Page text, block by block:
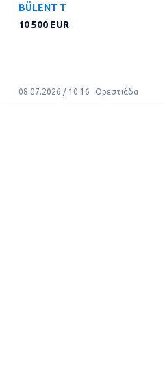
BÜLENT T
10 500 EUR
08.07.2026 / 10:16 Ορεστιάδα